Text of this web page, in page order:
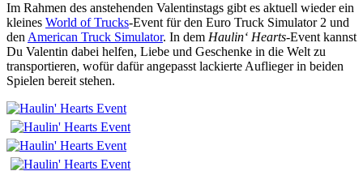
Im Rahmen des anstehenden Valentinstags gibt es aktuell wieder ein
kleines World of Trucks-Event für den Euro Truck Simulator 2 und
denAmerican Truck Simulator. In dem Haulin‘ Hearts-Event kannst
Du Valentin dabei helfen, Liebe und Geschenke in die Welt zu
transportieren, wofür dafür angepasst lackierte Auflieger in beiden
Spielen bereit stehen.